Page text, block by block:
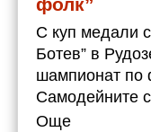
С куп медали
Ботев” в
шампионат по
Самодейните
Още